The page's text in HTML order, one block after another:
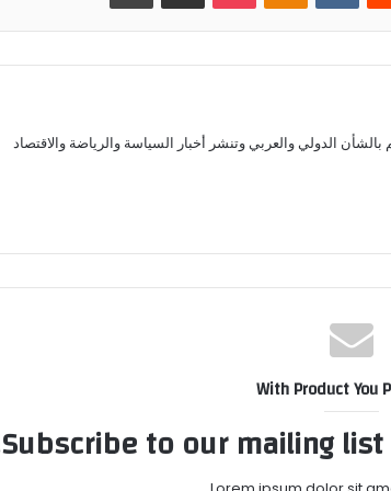
الدولي والعربي وتنشر أخبار السياسة والرياضة والاقتصاد
With Product You
Subscribe to our mailing